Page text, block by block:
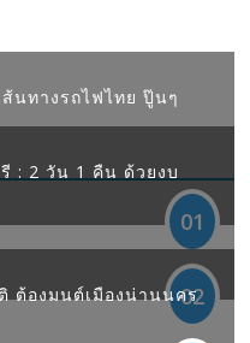
นทางรถไฟไทย ปู๊นๆ
01
: 2 วัน 1 คืน ด้วยงบ
02
ต้องมนต์เมืองน่านนคร